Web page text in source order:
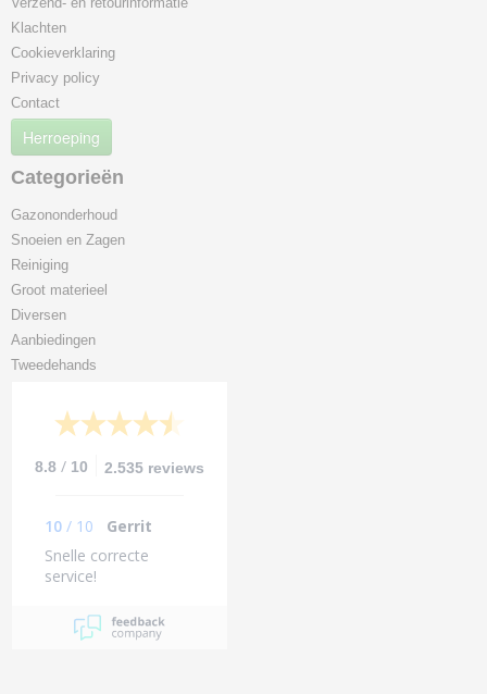
Klachten
Cookieverklaring
Privacy policy
Contact
Herroeping
Categorieën
Gazononderhoud
Snoeien en Zagen
Reiniging
Groot materieel
Diversen
Aanbiedingen
Tweedehands
8.8 / 10 2.535 reviews
10 / 10
Gerrit
Snelle correcte
service!